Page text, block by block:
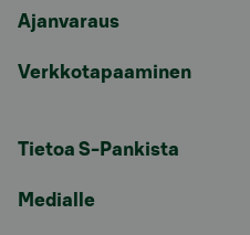
Ajanvaraus
Verkkotapaaminen
Tietoa S-Pankista
Medialle